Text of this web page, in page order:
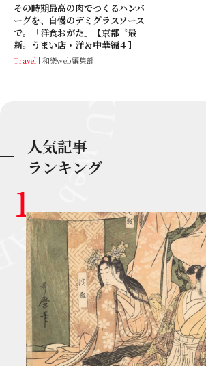
その時期最高の肉でつくるハンバ
ーグを、自慢のデミグラスソース
で。「洋食おがた」【京都〝最
新〟うまい店・洋＆中華編４】
Travel 和樂web編集部
人気記事
ランキング